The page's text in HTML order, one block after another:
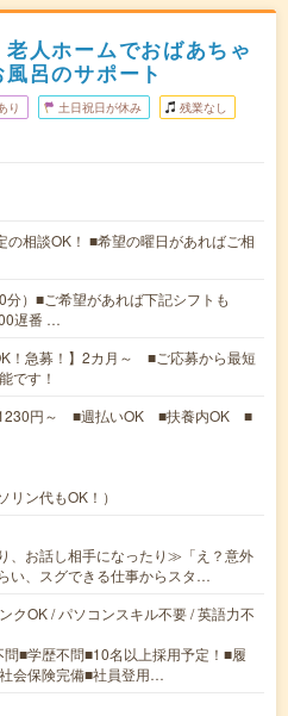
老人ホームでおばあちゃ
呂のサポート
り 土日祝日が休み 残業なし
の相談OK！ ■希望の曜日があればご相
）■ご希望があれば下記シフトも
遅番 …
！急募！】2カ月～ ■ご応募から最短
です！
1230円～ ■週払いOK ■扶養内OK ■
リン代もOK！）
、お話し相手になったり≫「え？意外
い、スグできる仕事からスタ…
クOK / パソコンスキル不要 / 英語力不
■学歴不問■10名以上採用予定！■履
会保険完備■社員登用…